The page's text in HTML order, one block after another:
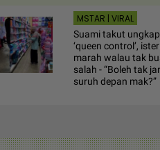
MSTAR | VIRAL
Suami takut
‘queen control’,
marah walau tak
salah - “Boleh tak
suruh depan mak?”